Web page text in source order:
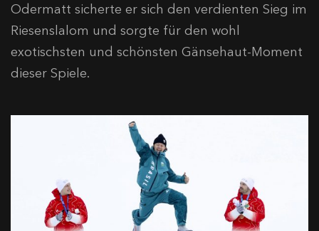
Odermatt sicherte er sich den verdienten Sieg im
Riesenslalom und sorgte für den wohl
exotischsten und schönsten Gänsehaut-Moment
dieser Spiele.